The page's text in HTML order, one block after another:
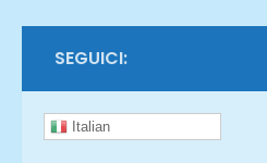
SEGUICI:
Italian